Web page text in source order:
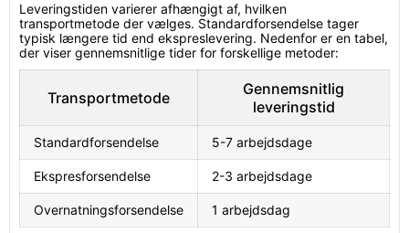
Leveringstiden varierer afhængigt af, hvilken
transportmetode der vælges. Standardforsendelse tager
typisk længere tid end ekspreslevering. Nedenfor er en tabel,
der viser gennemsnitlige tider for forskellige metoder:
Transportmetode
Gennemsnitlig
leveringstid
Standardforsendelse 5-7 arbejdsdage
Ekspresforsendelse 2-3 arbejdsdage
Overnatningsforsendelse 1 arbejdsdag